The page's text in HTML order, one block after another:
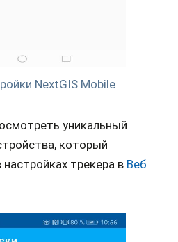
NextGIS Mobile
уникальный
который
трекера в Веб